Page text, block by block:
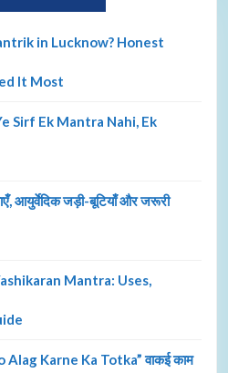
in Lucknow? Honest
It Most
Ye Sirf Ek Mantra Nahi, Ek
आयुर्वेदिक जड़ी-बूटियाँ और जरूरी
Mantra: Uses,
Alag Karne Ka Totka” वाकई काम